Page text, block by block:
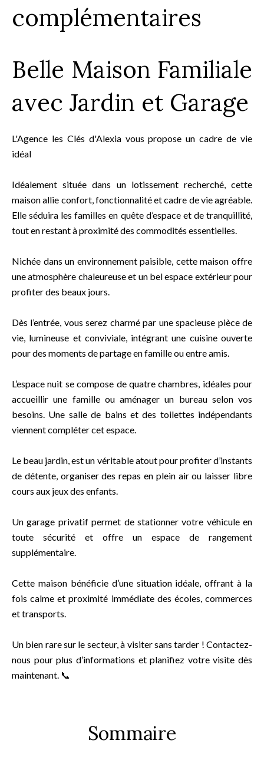
complémentaires
Belle Maison Familiale
avec Jardin et Garage
L'Agence les Clés d'Alexia vous propose un cadre de vie
idéal
Idéalement située dans un lotissement recherché, cette
maison allie confort, fonctionnalité et cadre de vie agréable.
Elle séduira les familles en quête d’espace et de tranquillité,
tout en restant à proximité des commodités essentielles.
Nichée dans un environnement paisible, cette maison offre
une atmosphère chaleureuse et un bel espace extérieur pour
profiter des beaux jours.
Dès l’entrée, vous serez charmé par une spacieuse pièce de
vie, lumineuse et conviviale, intégrant une cuisine ouverte
pour des moments de partage en famille ou entre amis.
L’espace nuit se compose de quatre chambres, idéales pour
accueillir une famille ou aménager un bureau selon vos
besoins. Une salle de bains et des toilettes indépendants
viennent compléter cet espace.
Le beau jardin, est un véritable atout pour profiter d’instants
de détente, organiser des repas en plein air ou laisser libre
cours aux jeux des enfants.
Un garage privatif permet de stationner votre véhicule en
toute sécurité et offre un espace de rangement
supplémentaire.
Cette maison bénéficie d’une situation idéale, offrant à la
fois calme et proximité immédiate des écoles, commerces
et transports.
Un bien rare sur le secteur, à visiter sans tarder ! Contactez-
nous pour plus d’informations et planifiez votre visite dès
maintenant. 📞
Sommaire